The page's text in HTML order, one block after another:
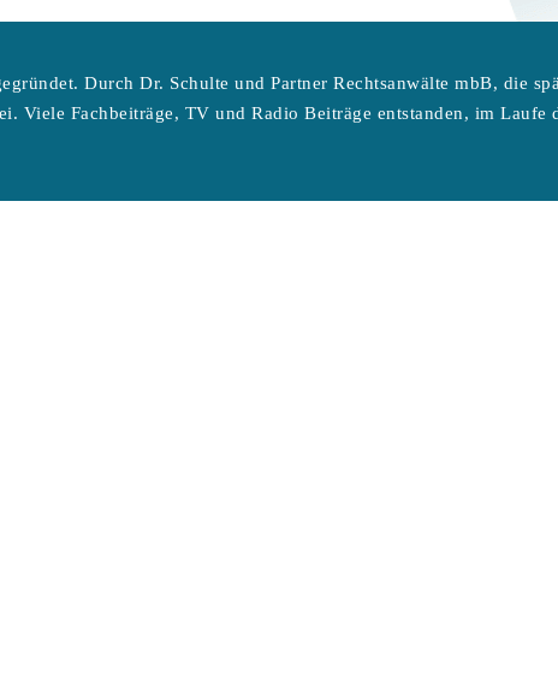
Durch Dr. Schulte und Partner Rechtsanwälte mbB, die
Viele Fachbeiträge, TV und Radio Beiträge entstanden, im Laufe